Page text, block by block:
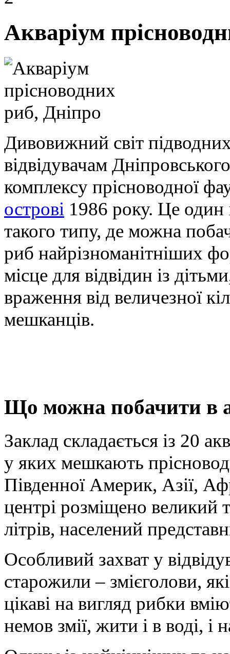
Акваріум
Дивовижний світ
відвідувачам
комплексу прісноводної
острові 1986 року. Це один
такого типу, де можна
риб найрізноманітніших
місце для відвідин із
враження від величезної
мешканців.
Що можна побачити в
Заклад складається із 20
у яких мешкають
Південної Америк, Азії,
центрі розміщено великий
літрів, населений
Особливий захват у
старожили – змієголови,
цікаві на вигляд рибки
немов змії, жити і в воді, і